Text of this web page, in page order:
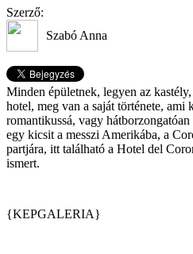
Szerző:
Szabó Anna
Minden épületnek, legyen az
hotel, meg van a saját története, ami
romantikussá, vagy
egy kicsit a messzi Amerikába, a
partjára, itt található a Hotel del
ismert.
{KEPGALERIA}